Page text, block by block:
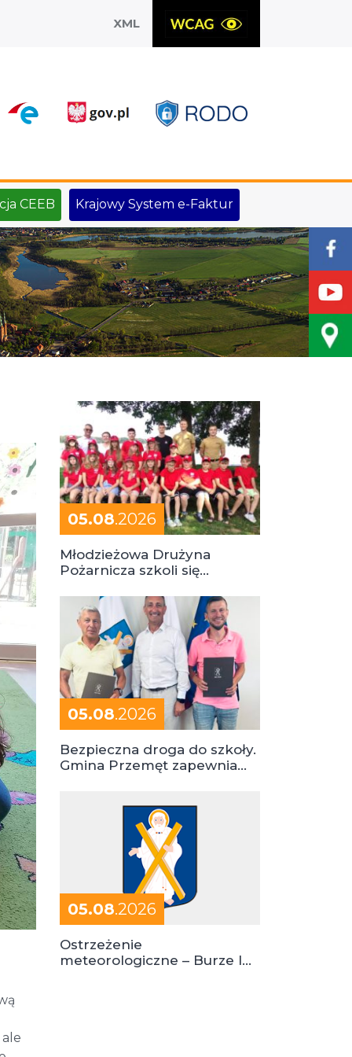
XML
CEEB Krajowy System e-Faktur
05.08.2026
Młodzieżowa Drużyna
Pożarnicza szkoli się
05.08.2026
Bezpieczna droga do szkoły.
Gmina Przemęt zapewnia
05.08.2026
Ostrzeżenie
meteorologiczne – Burze I